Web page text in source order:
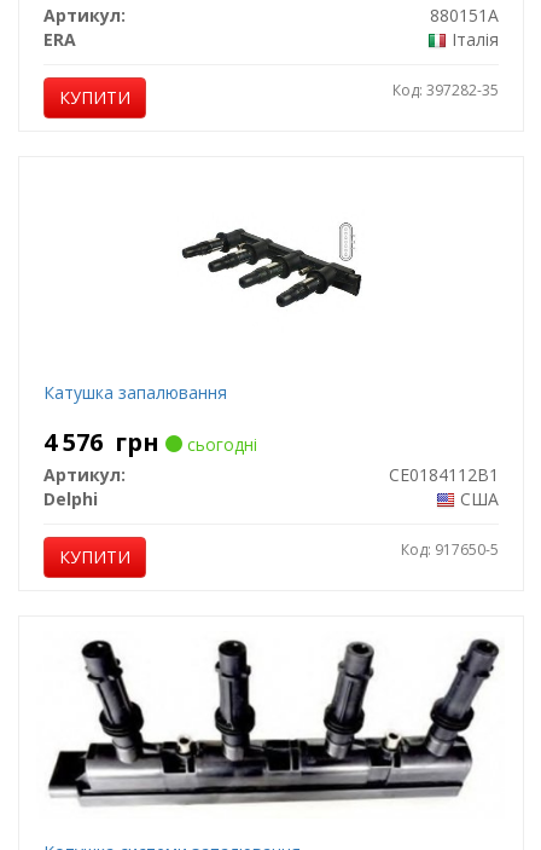
Артикул:
880151A
ERA
Італія
КУПИТИ Код: 397282-35
Катушка запалювання
4 576 грн
сьогодні
Артикул:
CE0184112B1
Delphi
США
КУПИТИ Код: 917650-5